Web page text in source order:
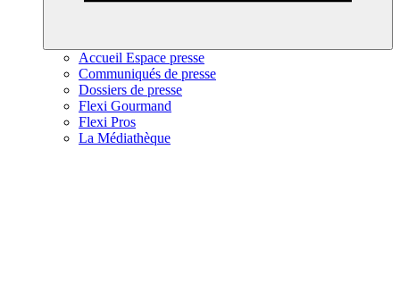
Accueil Espace presse
Communiqués de presse
Dossiers de presse
Flexi Gourmand
Flexi Pros
La Médiathèque